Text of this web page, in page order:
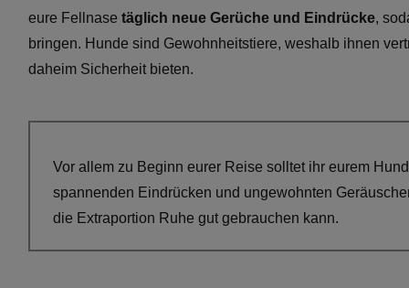
eure Fellnase täglich neue Gerüche und Eindrücke,
bringen. Hunde sind Gewohnheitstiere, weshalb ihnen
daheim Sicherheit bieten.
Vor allem zu Beginn eurer Reise solltet ihr eurem
spannenden Eindrücken und ungewohnten
die Extraportion Ruhe gut gebrauchen kann.